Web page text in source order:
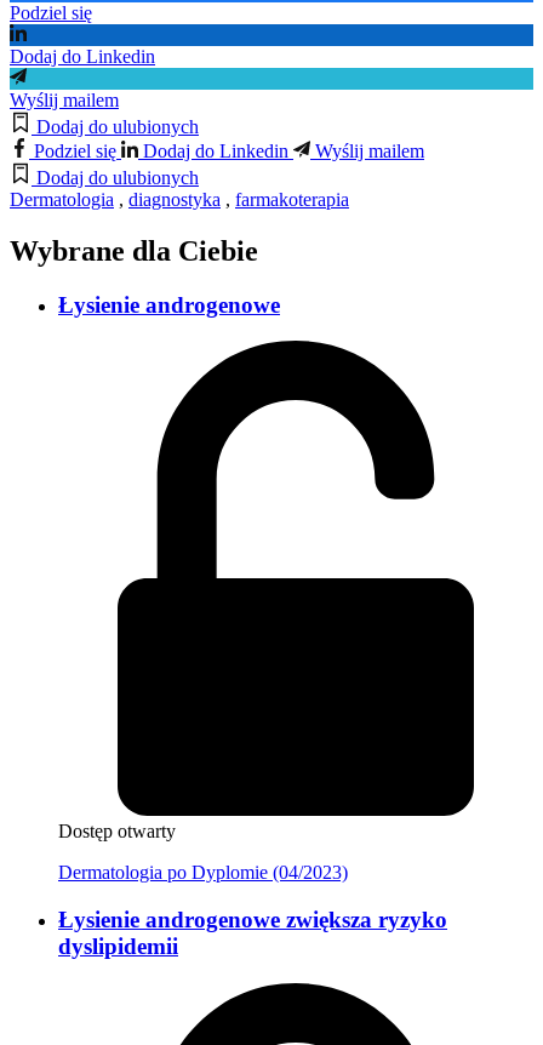
Podziel się
Dodaj do Linkedin
Wyślij mailem
Dodaj do ulubionych
Podziel się
Dodaj do Linkedin
Wyślij mailem
Dodaj do ulubionych
Dermatologia , diagnostyka , farmakoterapia
Wybrane dla Ciebie
Łysienie androgenowe
Dostęp otwarty
Dermatologia po Dyplomie (04/2023)
Łysienie androgenowe zwiększa ryzyko
dyslipidemii